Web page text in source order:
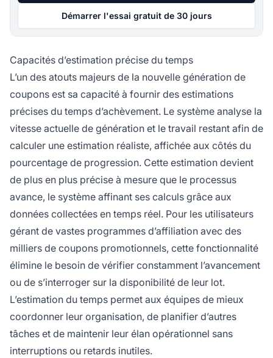
Démarrer l'essai gratuit de 30 jours
Capacités d’estimation précise du temps
L’un des atouts majeurs de la nouvelle génération de
coupons est sa capacité à fournir des estimations
précises du temps d’achèvement. Le système analyse la
vitesse actuelle de génération et le travail restant afin de
calculer une estimation réaliste, affichée aux côtés du
pourcentage de progression. Cette estimation devient
de plus en plus précise à mesure que le processus
avance, le système affinant ses calculs grâce aux
données collectées en temps réel. Pour les utilisateurs
gérant de vastes programmes d’affiliation avec des
milliers de coupons promotionnels, cette fonctionnalité
élimine le besoin de vérifier constamment l’avancement
ou de s’interroger sur la disponibilité de leur lot.
L’estimation du temps permet aux équipes de mieux
coordonner leur organisation, de planifier d’autres
tâches et de maintenir leur élan opérationnel sans
interruptions ou retards inutiles.